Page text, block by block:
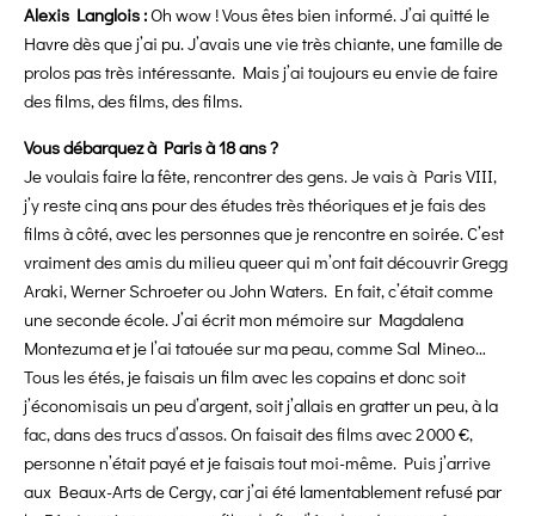
Alexis Langlois :Oh wow ! Vous êtes bien informé. J’ai quitté le
Havre dès que j’ai pu. J’avais une vie très chiante, une famille de
prolos pas très intéressante. Mais j’ai toujours eu envie de faire
des films, des films, des films.
Vous débarquez à Paris à 18 ans ?
Je voulais faire la fête, rencontrer des gens. Je vais à Paris VIII,
j’y reste cinq ans pour des études très théoriques et je fais des
films à côté, avec les personnes que je rencontre en soirée. C’est
vraiment des amis du milieu queer qui m’ont fait découvrir Gregg
Araki, Werner Schroeter ou John Waters. En fait, c’était comme
une seconde école. J’ai écrit mon mémoire sur Magdalena
Montezuma et je l’ai tatouée sur ma peau, comme Sal Mineo…
Tous les étés, je faisais un film avec les copains et donc soit
j’économisais un peu d’argent, soit j’allais en gratter un peu, à la
fac, dans des trucs d’assos. On faisait des films avec 2 000 €,
personne n’était payé et je faisais tout moi-même. Puis j’arrive
aux Beaux-Arts de Cergy, car j’ai été lamentablement refusé par